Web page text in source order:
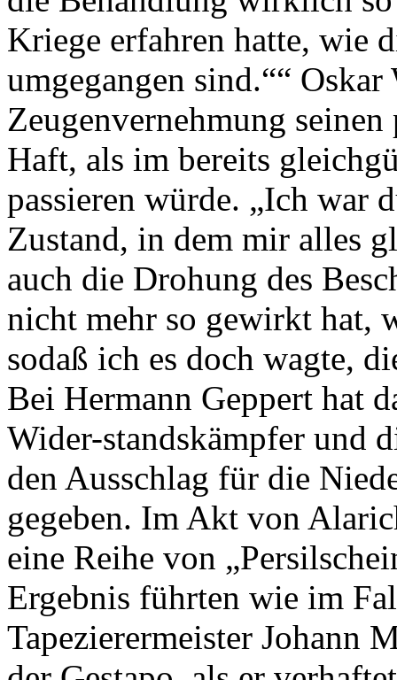
Kriege erfahren hatte, wie
umgegangen sind.““
Zeugenvernehmung
Haft, als im bereits
passieren würde. „Ich war
Zustand, in dem mir alles
auch die Drohung des
nicht mehr so gewirkt hat,
sodaß ich es doch wagte,
Bei Hermann Geppert hat
Wider-standskämpfer und
den Ausschlag für die
gegeben. Im Akt von
eine Reihe von
Ergebnis führten wie im
Tapezierermeister Johann